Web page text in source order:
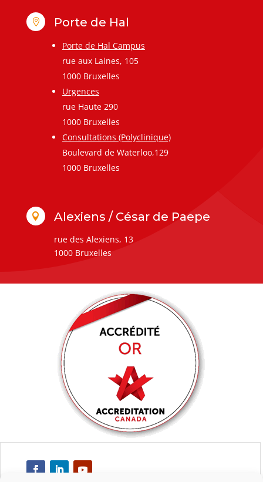
 Porte de Hal
Porte de Hal Campus
rue aux Laines, 105
1000 Bruxelles
Urgences
rue Haute 290
1000 Bruxelles
Consultations (Polyclinique)
Boulevard de Waterloo,129
1000 Bruxelles
 Alexiens / César de Paepe
rue des Alexiens, 13
1000 Bruxelles